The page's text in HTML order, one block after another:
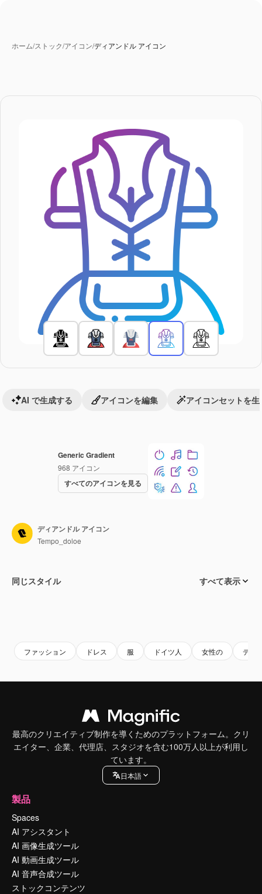
ホーム/ストック/アイコン/ディアンドル アイコン
Generic Gradient
968 アイコン
すべてのアイコンを見る
AI で生成する アイコンを編集 アイコンセットを生
ディアンドル アイコン
Tempo_doloe
同じスタイル すべて表示
ファッション ドレス 服 ドイツ人 女性の ディ
最高のクリエイティブ制作を導くためのプラットフォーム。クリ
エイター、企業、代理店、スタジオを含む100万人以上が利用し
ています。
日本語
製品
Spaces
AI アシスタント
AI 画像生成ツール
AI 動画生成ツール
AI 音声合成ツール
ストックコンテンツ